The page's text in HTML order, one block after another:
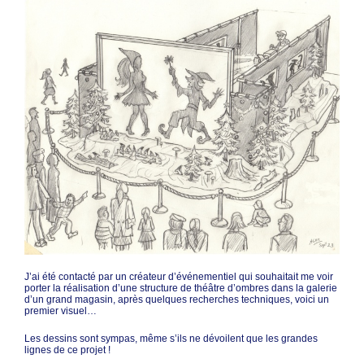
J’ai été contacté par un créateur d’événementiel qui souhaitait me voir
porter la réalisation d’une structure de théâtre d’ombres dans la galerie
d’un grand magasin, après quelques recherches techniques, voici un
premier visuel…
Les dessins sont sympas, même s’ils ne dévoilent que les grandes
lignes de ce projet !